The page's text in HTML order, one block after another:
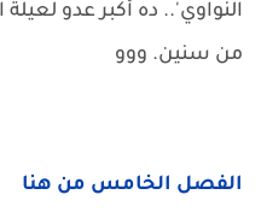
النواوي'.. ده أكبر عدو لعيلة
من سنين. ووو
الفصل الخامس من هنا